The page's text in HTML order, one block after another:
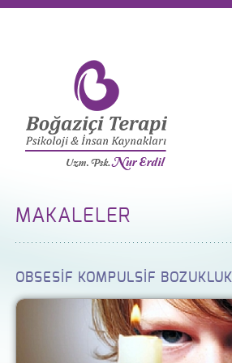
MAKALELER
OBSESİF KOMPULSİF BOZUKLUK